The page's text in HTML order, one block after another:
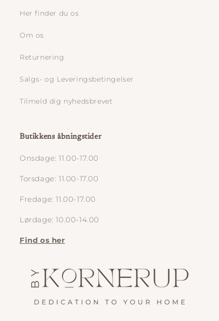
Her finder du os
Om os
Returnering
Salgs- og Leveringsbetingelser
Tilmeld dig nyhedsbrevet
Butikkens åbningstider
Onsdage: 11.00-17.00
Torsdage: 11.00-17.00
Fredage: 11.00-17.00
Lørdage: 10.00-14.00
Find os her